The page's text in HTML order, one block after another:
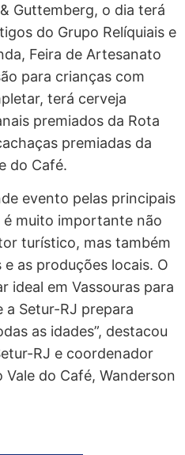
Guttemberg, o dia terá
do Grupo Relíquiais e
Feira de Artesanato
para crianças com
terá cerveja
premiados da Rota
premiadas da
do Café.
evento pelas principais
é muito importante não
turístico, mas também
as produções locais. O
ideal em Vassouras para
a Setur-RJ prepara
as idades”, destacou
RJ e coordenador
do Café, Wanderson